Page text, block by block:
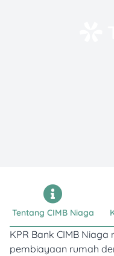
Tentang CIMB Niaga
KPR Bank CIMB
pembiayaan rumah